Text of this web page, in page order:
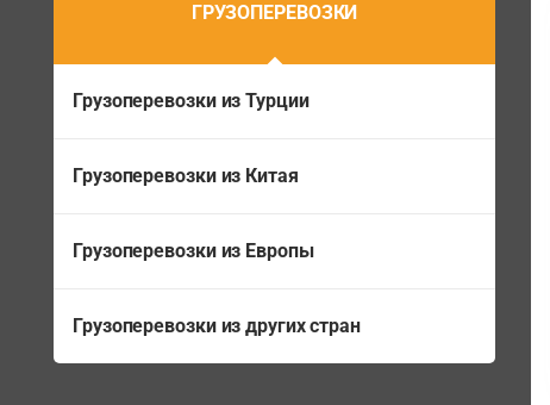
ГРУЗОПЕРЕВОЗКИ
Грузоперевозки из Турции
Грузоперевозки из Китая
Грузоперевозки из Европы
Грузоперевозки из других стран